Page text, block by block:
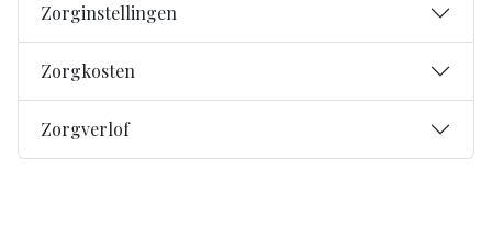
Zorginstellingen
Zorgkosten
Zorgverlof